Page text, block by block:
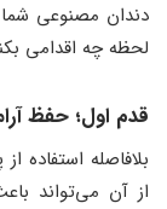
دندان مصنوعی
لحظه چه اقدامی
قدم اول‌؛ حفظ
بلافاصله استفاده
از آن می‌تواند